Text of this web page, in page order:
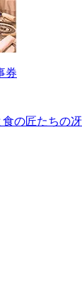
券
の匠たちの